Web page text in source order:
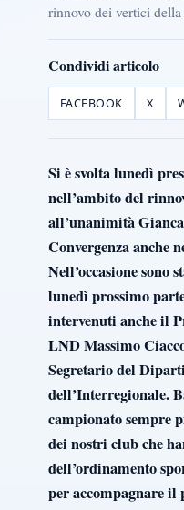
rinnovo dei vertici
Condividi articolo
FACEBOOK X
Si è svolta lunedì
nell’ambito del
all’unanimità
Convergenza anche
Nell’occasione sono
lunedì prossimo
intervenuti anche il
LND Massimo
Segretario del
dell’Interregionale.
campionato sempre
dei nostri club che
dell’ordinamento
per accompagnare il